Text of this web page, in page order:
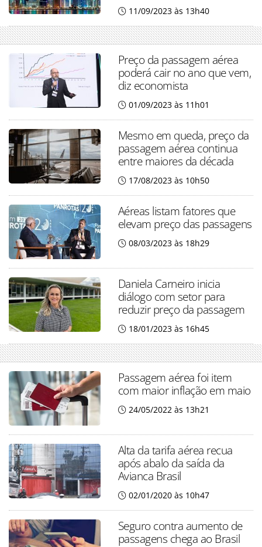
11/09/2023 às 13h40
Preço da passagem aérea
poderá cair no ano que vem,
diz economista
01/09/2023 às 11h01
Mesmo em queda, preço da
passagem aérea continua
entre maiores da década
17/08/2023 às 10h50
Aéreas listam fatores que
elevam preço das passagens
08/03/2023 às 18h29
Daniela Carneiro inicia
diálogo com setor para
reduzir preço da passagem
18/01/2023 às 16h45
Passagem aérea foi item
com maior inflação em maio
24/05/2022 às 13h21
Alta da tarifa aérea recua
após abalo da saída da
Avianca Brasil
02/01/2020 às 10h47
Seguro contra aumento de
passagens chega ao Brasil